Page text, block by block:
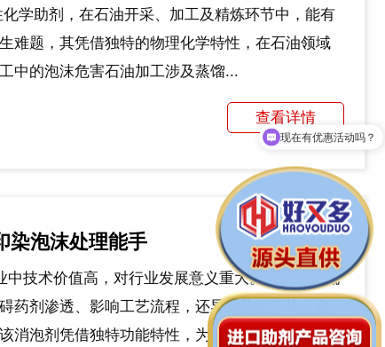
学助剂，在石油开采、加工及精炼环节中，能有
难题，其凭借独特的物理化学特性，在石油领域
中的泡沫危害石油加工涉及蒸馏...
查看详情
染泡沫处理能手
中技术价值高，对行业发展意义重大。纺织印染流
药剂渗透、影响工艺流程，还导致染色不均、色
消泡剂凭借独特功能特性，为解...
拨打13929208526
现在有优惠活动吗？